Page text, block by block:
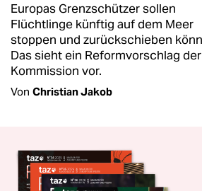
Europas Grenzschützer sollen
Flüchtlinge künftig auf dem Meer
stoppen und zurückschieben
Das sieht ein Reformvorschlag
Kommission vor.
Von Christian Jakob